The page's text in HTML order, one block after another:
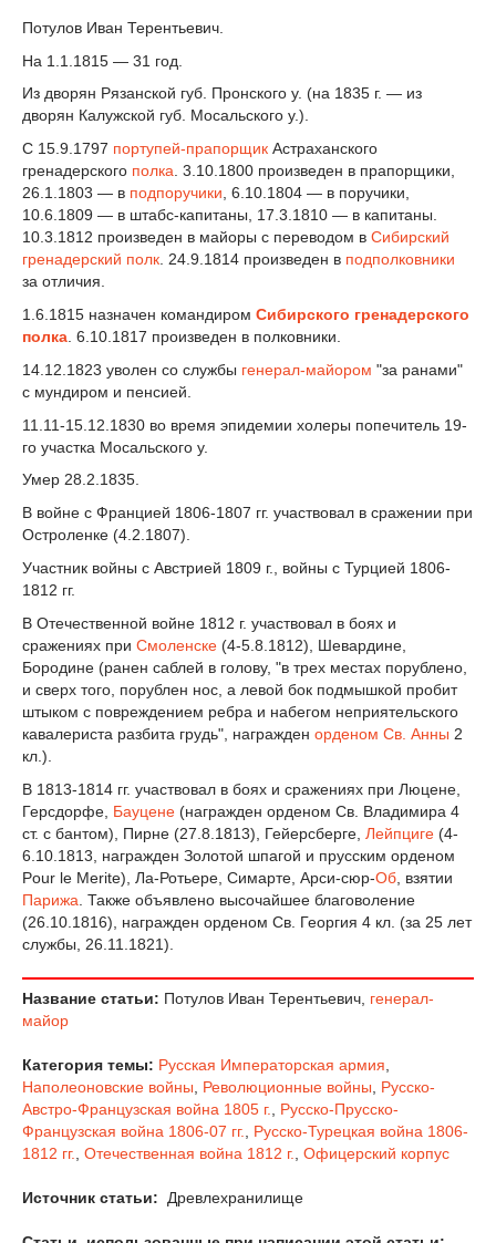
Потулов Иван Терентьевич.
На 1.1.1815 — 31 год.
Из дворян Рязанской губ. Пронского у. (на 1835 г. — из
дворян Калужской губ. Мосальского у.).
С 15.9.1797 портупей-прапорщик Астраханского
гренадерского полка . 3.10.1800 произведен в прапорщики,
26.1.1803 — в подпоручики , 6.10.1804 — в поручики,
10.6.1809 — в штабс-капитаны, 17.3.1810 — в капитаны.
10.3.1812 произведен в майоры с переводом в Сибирский
гренадерский полк . 24.9.1814 произведен в подполковники
за отличия.
1.6.1815 назначен командиром Сибирского гренадерского
полка . 6.10.1817 произведен в полковники.
14.12.1823 уволен со службы генерал-майором "за ранами"
с мундиром и пенсией.
11.11-15.12.1830 во время эпидемии холеры попечитель 19-
го участка Мосальского у.
Умер 28.2.1835.
В войне с Францией 1806-1807 гг. участвовал в сражении при
Остроленке (4.2.1807).
Участник войны с Австрией 1809 г., войны с Турцией 1806-
1812 гг.
В Отечественной войне 1812 г. участвовал в боях и
сражениях при Смоленске (4-5.8.1812), Шевардине,
Бородине (ранен саблей в голову, "в трех местах порублено,
и сверх того, порублен нос, а левой бок подмышкой пробит
штыком с повреждением ребра и набегом неприятельского
кавалериста разбита грудь", награжден орденом Св. Анны 2
кл.).
В 1813-1814 гг. участвовал в боях и сражениях при Люцене,
Герсдорфе, Бауцене (награжден орденом Св. Владимира 4
ст. с бантом), Пирне (27.8.1813), Гейерсберге, Лейпциге (4-
6.10.1813, награжден Золотой шпагой и прусским орденом
Pour le Merite), Ла-Ротьере, Симарте, Арси-сюр-Об , взятии
Парижа . Также объявлено высочайшее благоволение
(26.10.1816), награжден орденом Св. Георгия 4 кл. (за 25 лет
службы, 26.11.1821).
Название статьи: Потулов Иван Терентьевич, генерал-
майор
Категория темы: Русская Императорская армия
Наполеоновские войны
Революционные войны
Русско-
Австро-Французская война 1805 г.
Русско-Прусско-
Французская война 1806-07 гг.
Русско-Турецкая война 1806-
1812 гг.
Отечественная война 1812 г. Офицерский корпус
Источник статьи: Древлехранилище